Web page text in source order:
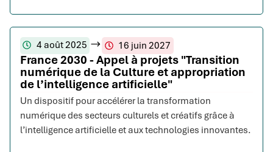
4 août 2025 16 juin 2027
France 2030 - Appel à projets "Transition
numérique de la Culture et appropriation
de l’intelligence artificielle"
Un dispositif pour accélérer la transformation
numérique des secteurs culturels et créatifs grâce à
l’intelligence artificielle et aux technologies innovantes.